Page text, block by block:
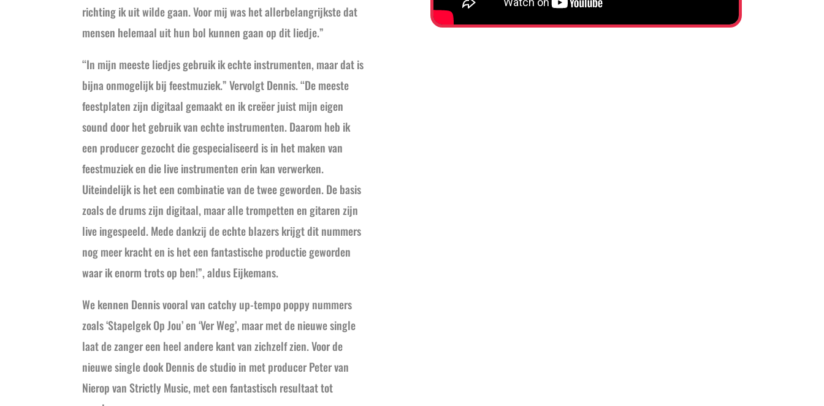
richting ik uit wilde gaan. Voor mij was het allerbelangrijkste dat
mensen helemaal uit hun bol kunnen gaan op dit liedje.”
“In mijn meeste liedjes gebruik ik echte instrumenten, maar dat is
bijna onmogelijk bij feestmuziek.” Vervolgt Dennis. “De meeste
feestplaten zijn digitaal gemaakt en ik creëer juist mijn eigen
sound door het gebruik van echte instrumenten. Daarom heb ik
een producer gezocht die gespecialiseerd is in het maken van
feestmuziek en die live instrumenten erin kan verwerken.
Uiteindelijk is het een combinatie van de twee geworden. De basis
zoals de drums zijn digitaal, maar alle trompetten en gitaren zijn
live ingespeeld. Mede dankzij de echte blazers krijgt dit nummers
nog meer kracht en is het een fantastische productie geworden
waar ik enorm trots op ben!”, aldus Eijkemans.
We kennen Dennis vooral van catchy up-tempo poppy nummers
zoals ‘Stapelgek Op Jou’ en ‘Ver Weg’, maar met de nieuwe single
laat de zanger een heel andere kant van zichzelf zien. Voor de
nieuwe single dook Dennis de studio in met producer Peter van
Nierop van Strictly Music, met een fantastisch resultaat tot